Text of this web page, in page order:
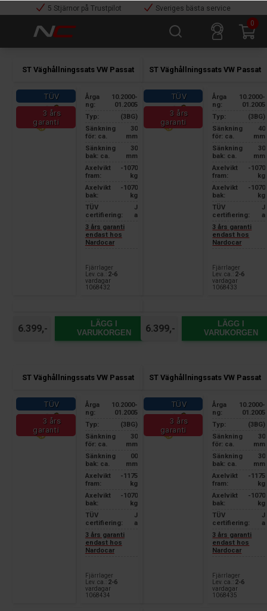
5 Stjärnor på Trustpilot
Sveriges bästa service
0
ST Väghållningssats VW Passat
TÜV
3 års
garanti
Årga
ng:
10.2000-
01.2005
Typ:
(3BG)
Sänkning
för: ca.
30
mm
Sänkning
bak: ca.
30
mm
Axelvikt
fram:
-1070
kg
Axelvikt
bak:
-1070
kg
TÜV
certifiering:
J
a
3 års garanti
endast hos
Nardocar
Fjärrlager
Lev. ca.:
2-6
vardagar
1068432
6.399,-
LÄGG I
VARUKORGEN
ST Väghållningssats VW Passat
TÜV
3 års
garanti
Årga
ng:
10.2000-
01.2005
Typ:
(3BG)
Sänkning
för: ca.
40
mm
Sänkning
bak: ca.
30
mm
Axelvikt
fram:
-1070
kg
Axelvikt
bak:
-1070
kg
TÜV
certifiering:
J
a
3 års garanti
endast hos
Nardocar
Fjärrlager
Lev. ca.: 2-6
vardagar
1068433
6.399,-
LÄGG I
VARUKORGEN
ST Väghållningssats VW Passat
TÜV
3 års
garanti
Årga
ng:
10.2000-
01.2005
Typ:
(3BG)
Sänkning
för: ca.
30
mm
Sänkning
bak: ca.
00
mm
Axelvikt
fram:
-1175
kg
Axelvikt
bak:
-1070
kg
TÜV
certifiering:
J
a
3 års garanti
endast hos
Nardocar
Fjärrlager
Lev. ca.:
2-6
vardagar
1068434
ST Väghållningssats VW Passat
TÜV
3 års
garanti
Årga
ng:
10.2000-
01.2005
Typ:
(3BG)
Sänkning
för: ca.
30
mm
Sänkning
bak: ca.
30
mm
Axelvikt
fram:
-1175
kg
Axelvikt
bak:
-1070
kg
TÜV
certifiering:
J
a
3 års garanti
endast hos
Nardocar
Fjärrlager
Lev. ca.: 2-6
vardagar
1068435